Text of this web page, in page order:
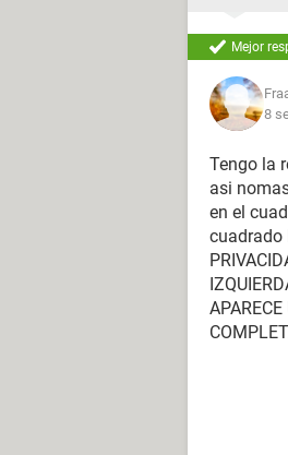
Mejor
8
Tengo la
asi
en el
cuadrado